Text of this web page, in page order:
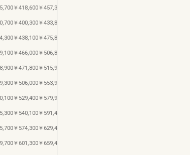
￥418,600￥457,300￥482,9002,085（7
￥400,300￥433,800￥491,200
￥438,100￥475,800￥537,400
￥466,000￥506,800￥571,5002,385（8
￥471,800￥515,900￥575,000
￥506,000￥553,900￥616,800
￥529,400￥579,900￥645,4002,685（9
￥540,100￥591,400￥653,300
￥574,300￥629,400￥695,100
￥601,300￥659,400￥728,1002,985（10